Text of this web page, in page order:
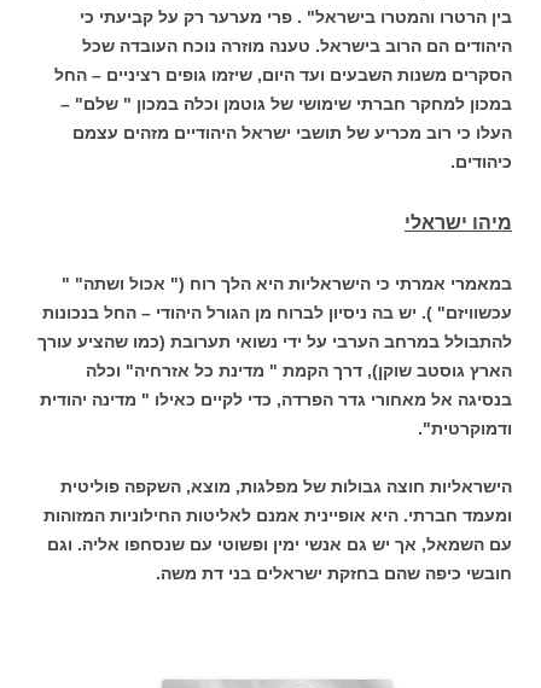
בין הרטרו והמטרו בישראל" . פרי מערער רק על קביעתי כי
היהודים הם הרוב בישראל. טענה מוזרה נוכח העובדה שכל
הסקרים משנות השבעים ועד היום, שיזמו גופים רציניים – החל
במכון למחקר חברתי שימושי של גוטמן וכלה במכון " שלם" –
העלו כי רוב מכריע של תושבי ישראל היהודיים מזהים עצמם
כיהודים.
מיהו ישראלי
במאמרי אמרתי כי הישראליות היא הלך רוח (" אכול ושתה" "
עכשוויזם" ). יש בה ניסיון לברוח מן הגורל היהודי – החל בנכונות
להתבולל במרחב הערבי על ידי נשואי תערובת (כמו שהציע עורך
הארץ גוסטב שוקן), דרך הקמת " מדינת כל אזרחיה" וכלה
בנסיגה אל מאחורי גדר הפרדה, כדי לקיים כאילו " מדינה יהודית
ודמוקרטית".
הישראליות חוצה גבולות של מפלגות, מוצא, השקפה פוליטית
ומעמד חברתי. היא אופיינית אמנם לאליטות החילוניות המזוהות
עם השמאל, אך יש גם אנשי ימין ופשוטי עם שנסחפו אליה. וגם
חובשי כיפה שהם בחזקת ישראלים בני דת משה.